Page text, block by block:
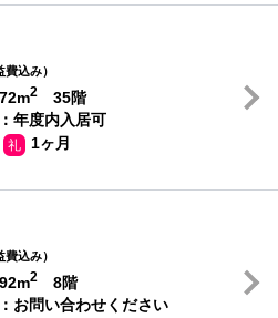
費込み）
2
35階
年度内入居可
礼 1ヶ月
費込み）
2
8階
お問い合わせください